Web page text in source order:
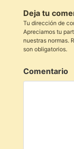
Deja tu
Tu dirección de
Apreciamos tu
nuestras normas.
son obligatorios.
Comentario